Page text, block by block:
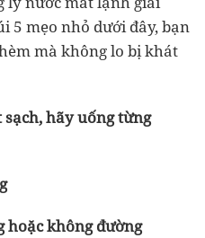
5 mẹo nhỏ dưới đây, bạn
mà không lo bị khát
hãy uống từng
hoặc không đường